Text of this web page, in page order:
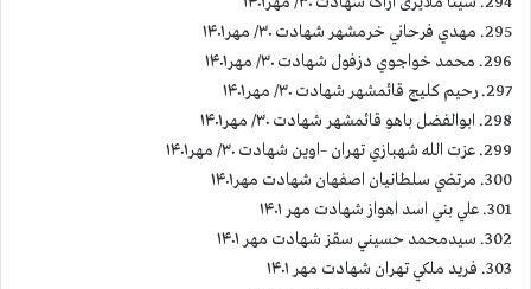
295. مهدي فرحاني خرمشهر شهادت ۳۰/ مهر۱۴۰۱
296. محمد خواجوي دزفول شهادت ۳۰/ مهر۱۴۰۱
297. رحيم كليج قائمشهر شهادت ۳۰/ مهر۱۴۰۱
298. ابوالفضل باهو قائمشهر شهادت ۳۰/ مهر۱۴۰۱
299. عزت الله شهبازي تهران –اوين شهادت ۳۰/ مهر۱۴۰۱
300. مرتضي سلطانيان اصفهان شهادت مهر۱۴۰۱
301. علي بني اسد اهواز شهادت مهر ۱۴۰۱
302. سيدمحمد حسيني سقز شهادت مهر ۱۴۰۱
303. فريد ملكي تهران شهادت مهر ۱۴۰۱